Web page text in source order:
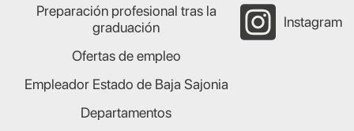
Preparación profesional tras la
graduación
Ofertas de empleo
Empleador Estado de Baja Sajonia
Departamentos
Instagram